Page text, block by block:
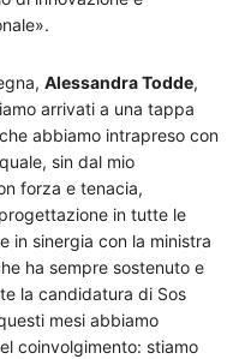
Alessandra Todde,
arrivati a una tappa
abbiamo intrapreso con
sin dal mio
forza e tenacia,
in tutte le
in sinergia con la ministra
ha sempre sostenuto e
la candidatura di Sos
mesi abbiamo
coinvolgimento: stiamo